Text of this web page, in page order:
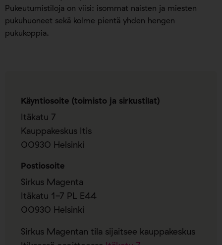
Pukeutumistiloja on viisi: isommat naisten ja miesten
pukuhuoneet sekä kolme pientä yhden hengen
pukukoppia.
Käyntiosoite (toimisto ja sirkustilat)
Itäkatu 7
Kauppakeskus Itis
00930 Helsinki
Postiosoite
Sirkus Magenta
Itäkatu 1-7 PL E44
00930 Helsinki
Sirkus Magentan tila sijaitsee kauppakeskus